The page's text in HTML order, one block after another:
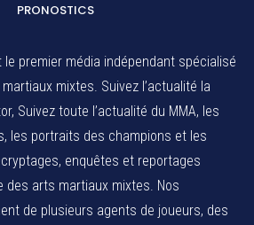
PRONOSTICS
le premier média indépendant spécialisé
mixtes. Suivez l’actualité la
Suivez toute l’actualité du MMA, les
les portraits des champions et les
enquêtes et reportages
des arts martiaux mixtes. Nos
de plusieurs agents de joueurs, des